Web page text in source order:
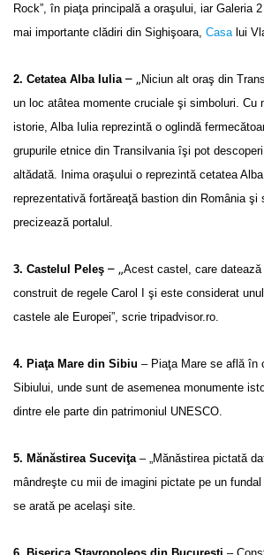
Rock”, în piaţa principală a oraşului, iar Galeria
mai importante clădiri din Sighişoara, Casa lui
2. Cetatea Alba Iulia– „ Niciun alt oraş din
un loc atâtea momente cruciale şi simboluri. Cu
istorie, Alba Iulia reprezintă o oglindă
grupurile etnice din Transilvania îşi pot
altădată. Inima oraşului o reprezintă cetatea
reprezentativă fortăreaţă bastion din România şi
precizează portalul.
3. Castelul Peleş – „Acest castel, care
construit de regele Carol I şi este considerat
castele ale Europei”, scrie tripadvisor.ro.
4. Piaţa Mare din Sibiu – Piaţa Mare se află în
Sibiului, unde sunt de asemenea monumente
dintre ele parte din patrimoniul UNESCO.
5. Mănăstirea Suceviţa – „Mănăstirea pictată
mândreşte cu mii de imagini pictate pe un fundal
se arată pe acelaşi site.